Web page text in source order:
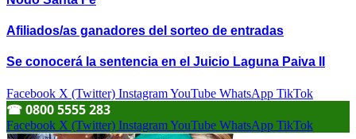
Afiliados/as ganadores del sorteo de entradas
Se conocerá la sentencia en el Juicio Laguna Paiva II
Facebook X (Twitter) InstagramYouTube WhatsApp TikTok
☎︎ 0800 5555 283
Facebook X (Twitter) InstagramYouTube WhatsApp TikTok